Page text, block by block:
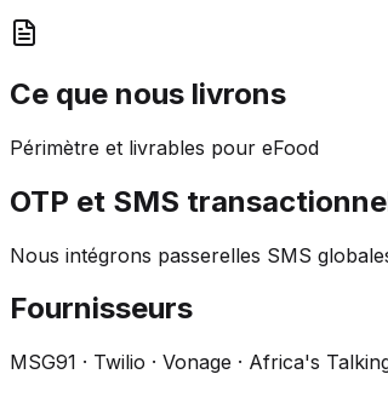
Ce que nous livrons
Périmètre et livrables pour eFood
OTP et SMS
Nous intégrons passerelles SMS
Fournisseurs
MSG91 · Twilio · Vonage · Africa's